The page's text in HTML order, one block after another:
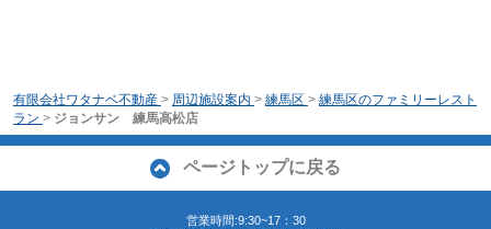
有限会社ワタナベ不動産 > 周辺施設案内 > 練馬区 > 練馬区のファミリーレスト
ラン > ジョンサン 練馬高松店
ページトップに戻る
営業時間:9:30~17：30